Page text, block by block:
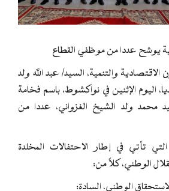
يوشح عددا من موظفي القطاع
والتنمية، السيد/ عبد الله ولد
اليوم الإثنين في نواكشوط، باسم فخامة
محمد ولد الشيخ الغزواني، عددا من
تأتي في إطار الاحتفالات المخلدة
الوطني، السادة: